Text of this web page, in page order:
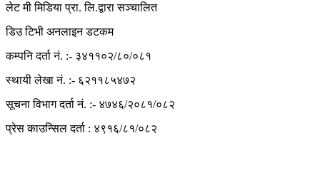
लेट मी मिडिया प्रा. लि.द्वारा सञ्चालित
डिउ टिभी अनलाइन डटकम
कम्पनि दर्ता नं. :- ३४११०२/८०/०८१
स्थायी लेखा नं. :- ६२११८५४७२
सूचना विभाग दर्ता नं. :- ४७४६/२०८१/०८२
प्रेस काउन्सिल दर्ता : ४९१६/८१/०८२